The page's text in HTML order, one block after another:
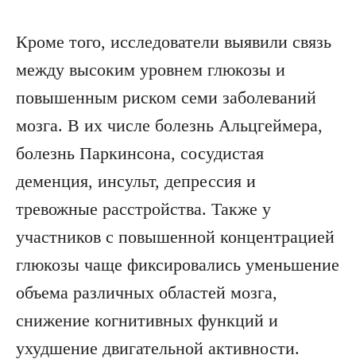
Кроме того, исследователи выявили связь
между высоким уровнем глюкозы и
повышенным риском семи заболеваний
мозга. В их числе болезнь Альцгеймера,
болезнь Паркинсона, сосудистая
деменция, инсульт, депрессия и
тревожные расстройства. Также у
участников с повышенной концентрацией
глюкозы чаще фиксировались уменьшение
объема различных областей мозга,
снижение когнитивных функций и
ухудшение двигательной активности.